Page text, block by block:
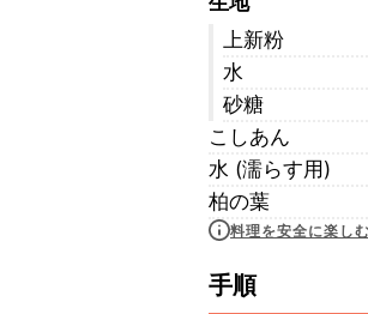
上新粉
水
砂糖
こしあん
水 (濡らす用)
柏の葉
料理を安全に楽し
手順